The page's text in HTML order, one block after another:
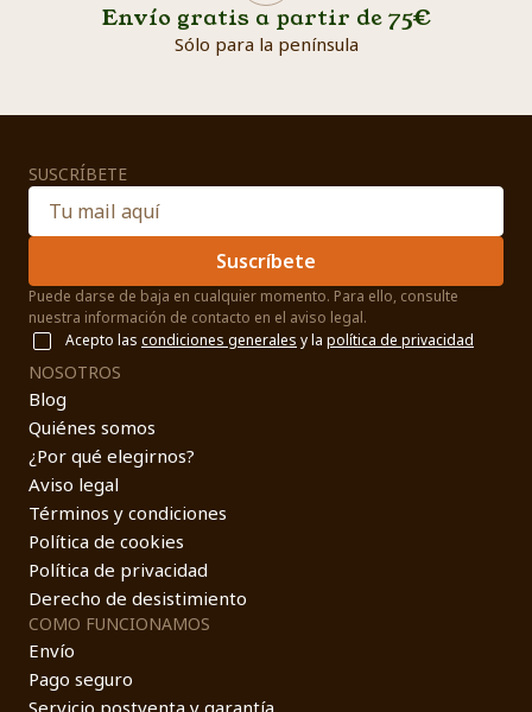
Envío gratis a partir de 75€
Sólo para la península
SUSCRÍBETE
Suscríbete
Puede darse de baja en cualquier momento. Para ello, consulte
nuestra información de contacto en el aviso legal.
Acepto las condiciones generales y la política de privacidad
NOSOTROS
Blog
Quiénes somos
¿Por qué elegirnos?
Aviso legal
Términos y condiciones
Política de cookies
Política de privacidad
Derecho de desistimiento
COMO FUNCIONAMOS
Envío
Pago seguro
Servicio postventa y garantía